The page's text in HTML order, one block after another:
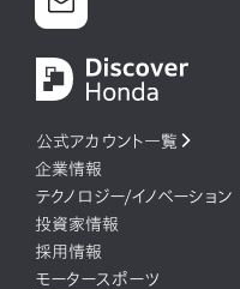
公式アカウント一覧
企業情報
テクノロジー/イノベーション
投資家情報
採用情報
モータースポーツ